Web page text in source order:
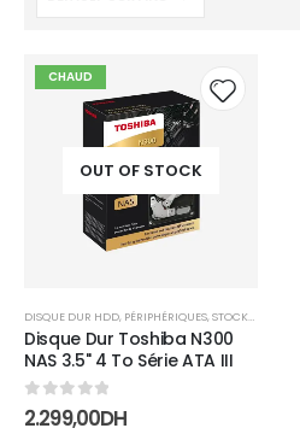
CHAUD
OUT OF STOCKwishlist
DISQUE DUR HDD, PÉRIPHÉRIQUES,STOCKAGE
Disque Dur Toshiba N300
NAS 3.5" 4 To Série ATA III
0 sur 5
2.299,00DH